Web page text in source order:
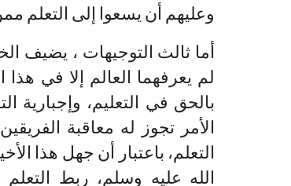
وعليهم أن يسعوا إلى التعلم
أما ثالث التوجيهات ، يضيف
لم يعرفهما العالم إلا في
بالحق في التعليم، وإجبارية
الأمر تجوز له معاقبة
التعلم، باعتبار أن جهل هذا
الله عليه وسلم، ربط التعلم